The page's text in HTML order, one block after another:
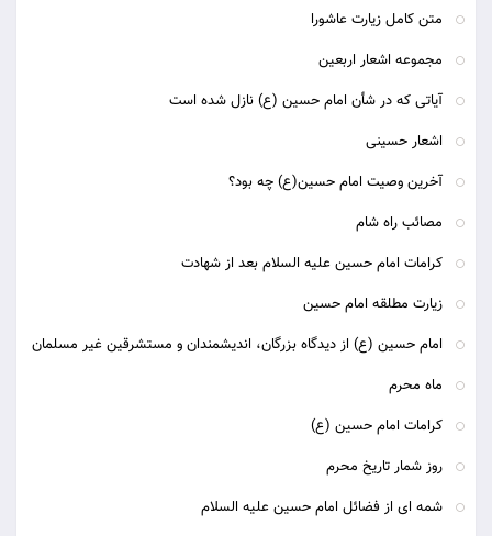
متن کامل زیارت عاشورا
مجموعه اشعار اربعین
آیاتی که در شأن امام حسین (ع) نازل شده است
اشعار حسینی
آخرین وصیت امام حسین(ع) چه بود؟
مصائب راه شام
کرامات امام حسین علیه السلام بعد از شهادت
زيارت مطلقه امام حسين
امام حسین (ع) از دیدگاه بزرگان، اندیشمندان و مستشرقین غیر مسلمان
ماه محرم
كرامات امام حسين (ع)
روز شمار تاریخ محرم
شمه ای از فضائل امام حسین علیه السلام